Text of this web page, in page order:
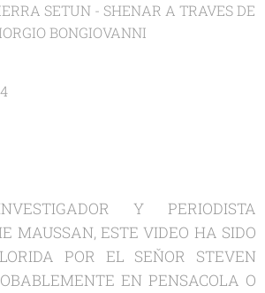
SETUN - SHENAR A TRAVES DE
BONGIOVANNI
Y PERIODISTA
MAUSSAN, ESTE VIDEO HA SIDO
POR EL SEŇOR STEVEN
EN PENSACOLA O